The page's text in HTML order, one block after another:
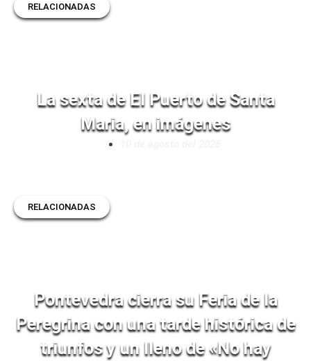
RELACIONADAS
La sexta de El Puerto de Santa
Maria, en imágenes
RELACIONADAS
Pontevedra cierra su Feria de la
Peregrina con una tarde histórica de
triunfos y un lleno de «No hay